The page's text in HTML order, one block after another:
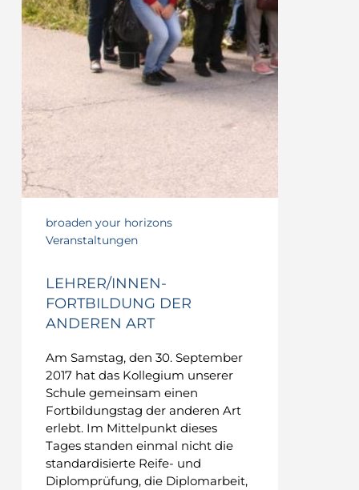
broaden your horizons
Veranstaltungen
LEHRER/INNEN-
FORTBILDUNG DER
ANDEREN ART
Am Samstag, den 30. September
2017 hat das Kollegium unserer
Schule gemeinsam einen
Fortbildungstag der anderen Art
erlebt. Im Mittelpunkt dieses
Tages standen einmal nicht die
standardisierte Reife- und
Diplomprüfung, die Diplomarbeit,